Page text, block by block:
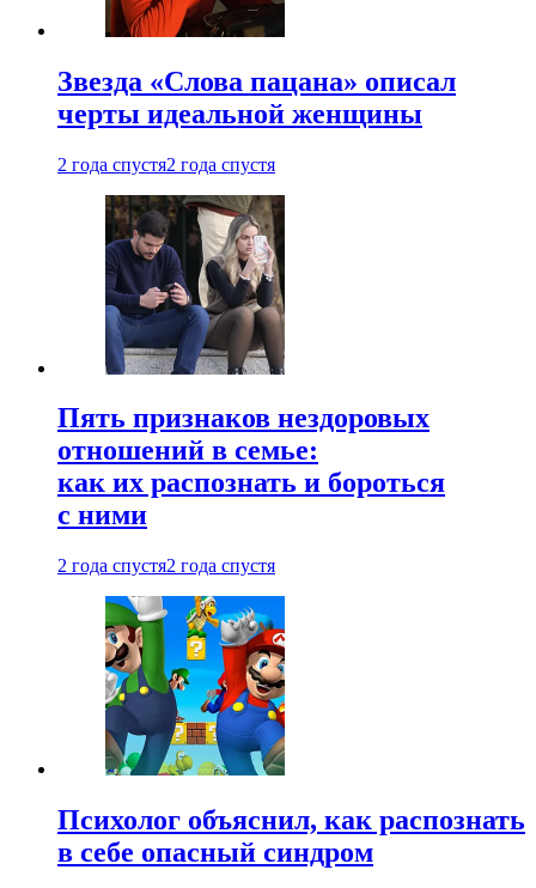
Звезда «Слова пацана» описал
черты идеальной женщины
2 года спустя2 года спустя
Пять признаков нездоровых
отношений в семье:
как их распознать и бороться
с ними
2 года спустя2 года спустя
Психолог объяснил, как распознать
в себе опасный синдром